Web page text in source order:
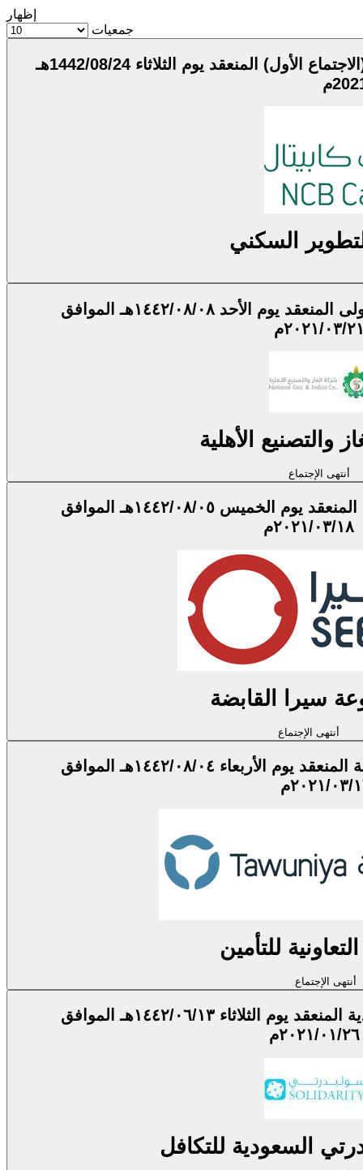
إظهار
جمعيات
اجتماع ملاك وحدات صندوق الأهلي سدكو للتطوير السكني (الاجتماع الأول) المنعقد يوم الثلاثاء 1442/08/24هـ
السكني
اجتماع الجمعية العامة العادية الأولى المنعقد يوم الأحد ١٤٤٢/٠٨/٠٨هـ الموافق
٠٣/٢١م
والتصنيع الأهلية
أنتهى الإجتماع
اجتماع الجمعية العامة العادية المنعقد يوم الخميس ١٤٤٢/٠٨/٠٥هـ الموافق
٢٠٢١/٠٣/١٨م
سيرا القابضة
أنتهى الإجتماع
اجتماع الجمعية العامة العادية الثانية المنعقد يوم الأربعاء ١٤٤٢/٠٨/٠٤هـ الموافق
٠٣/١٧م
للتأمين
أنتهى الإجتماع
اجتماع الجمعية العامة غير العادية المنعقد يوم الثلاثاء ١٤٤٢/٠٦/١٣هـ الموافق
٢٠٢١/٠١/٢٦م
السعودية للتكافل